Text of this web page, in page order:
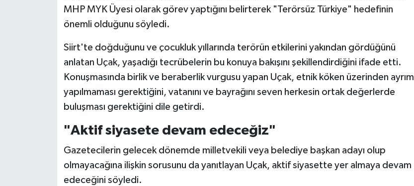
MHP MYK Üyesi olarak görev yaptığını belirterek "Terörsüz Türkiye" hedefinin
önemli olduğunu söyledi.
Siirt'te doğduğunu ve çocukluk yıllarında terörün etkilerini yakından gördüğünü
anlatan Uçak, yaşadığı tecrübelerin bu konuya bakışını şekillendirdiğini ifade etti.
Konuşmasında birlik ve beraberlik vurgusu yapan Uçak, etnik köken üzerinden ayrım
yapılmaması gerektiğini, vatanını ve bayrağını seven herkesin ortak değerlerde
buluşması gerektiğini dile getirdi.
"Aktif siyasete devam edeceğiz"
Gazetecilerin gelecek dönemde milletvekili veya belediye başkan adayı olup
olmayacağına ilişkin sorusunu da yanıtlayan Uçak, aktif siyasette yer almaya devam
edeceğini söyledi.